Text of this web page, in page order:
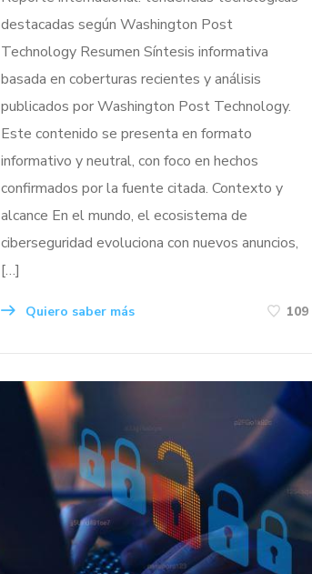
destacadas según Washington Post
Technology Resumen Síntesis informativa
basada en coberturas recientes y análisis
publicados por Washington Post Technology.
Este contenido se presenta en formato
informativo y neutral, con foco en hechos
confirmados por la fuente citada. Contexto y
alcance En el mundo, el ecosistema de
ciberseguridad evoluciona con nuevos anuncios,
[…]
Quiero saber más 109